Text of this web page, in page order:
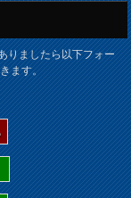
りましたら以下フォー
ます。